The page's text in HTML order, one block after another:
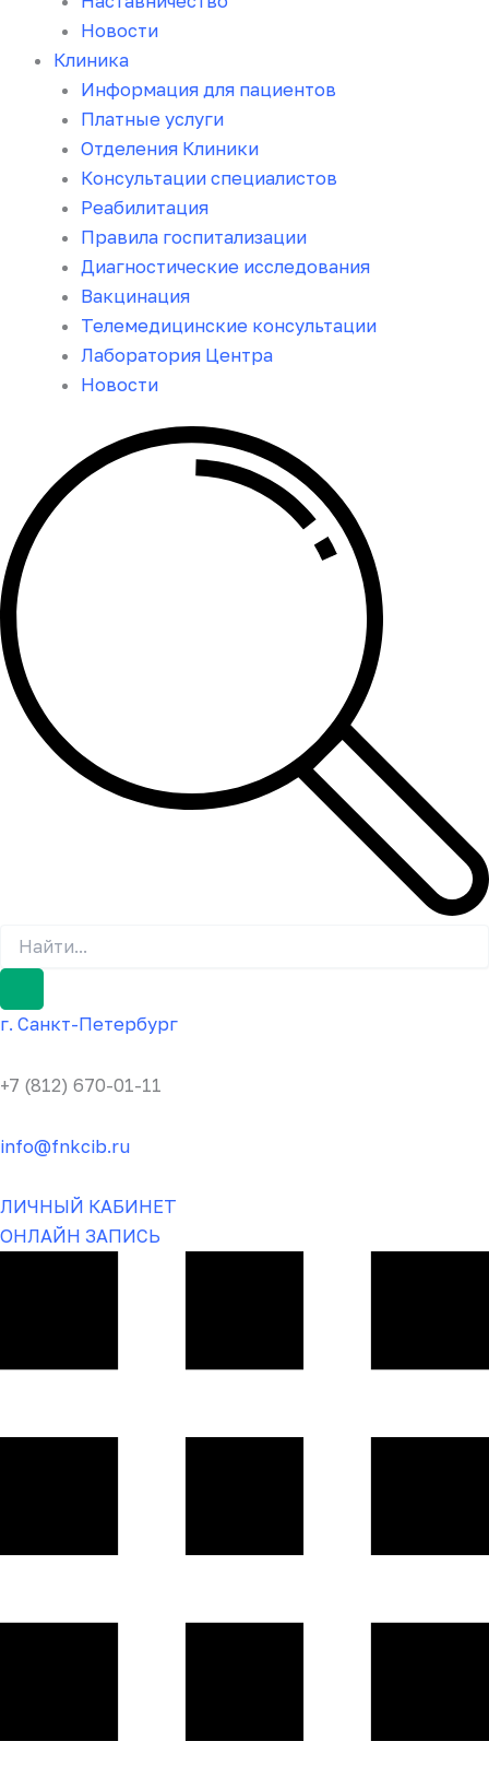
Новости
Клиника
Информация для пациентов
Платные услуги
Отделения Клиники
Консультации специалистов
Реабилитация
Правила госпитализации
Диагностические исследования
Вакцинация
Телемедицинские консультации
Лаборатория Центра
Новости
г. Санкт-Петербург
+7 (812) 670-01-11
info@fnkcib.ru
ЛИЧНЫЙ КАБИНЕТ
ОНЛАЙН ЗАПИСЬ